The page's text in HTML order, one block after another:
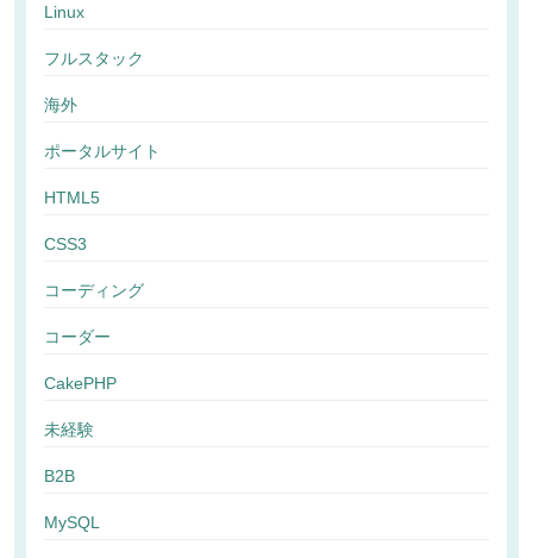
Linux
フルスタック
海外
ポータルサイト
HTML5
CSS3
コーディング
コーダー
CakePHP
未経験
B2B
MySQL